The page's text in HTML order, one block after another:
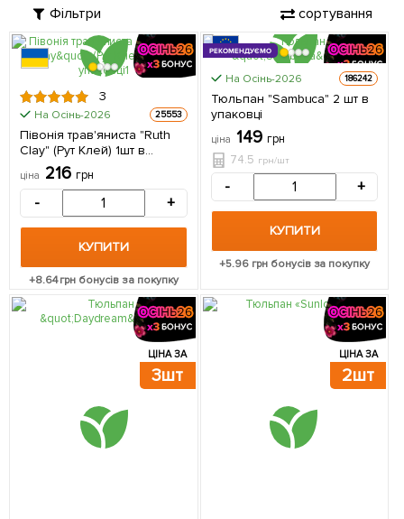
Фільтри сортування
3
На Осінь-2026 25553
Півонія трав'яниста "Ruth
Clay" (Рут Клей) 1шт в
ціна 216 грн
- +
КУПИТИ
+8.64грн бонусів за покупку
РЕКОМЕНДУЄМО
На Осінь-2026 186242
Тюльпан "Sambuca" 2 шт в
упаковці
ціна 149 грн
74.5 грн/шт
- +
КУПИТИ
+5.96грн бонусів за покупку
ЦІНА ЗА
3шт
ЦІНА ЗА
2шт